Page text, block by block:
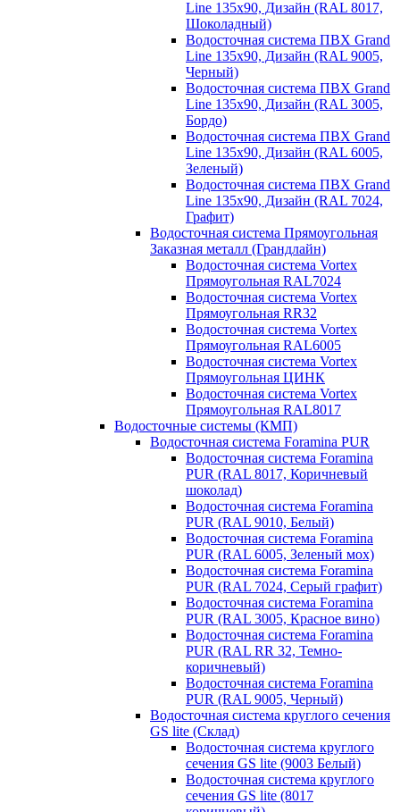
Line 135х90, Дизайн (RAL 8017,
Шоколадный)
Водосточная система ПВХ Grand
Line 135х90, Дизайн (RAL 9005,
Черный)
Водосточная система ПВХ Grand
Line 135х90, Дизайн (RAL 3005,
Бордо)
Водосточная система ПВХ Grand
Line 135х90, Дизайн (RAL 6005,
Зеленый)
Водосточная система ПВХ Grand
Line 135х90, Дизайн (RAL 7024,
Графит)
Водосточная система Прямоугольная
Заказная металл (Грандлайн)
Водосточная система Vortex
Прямоугольная RAL7024
Водосточная система Vortex
Прямоугольная RR32
Водосточная система Vortex
Прямоугольная RAL6005
Водосточная система Vortex
Прямоугольная ЦИНК
Водосточная система Vortex
Прямоугольная RAL8017
Водосточные системы (КМП)
Водосточная система Foramina PUR
Водосточная система Foramina
PUR (RAL 8017, Коричневый
шоколад)
Водосточная система Foramina
PUR (RAL 9010, Белый)
Водосточная система Foramina
PUR (RAL 6005, Зеленый мох)
Водосточная система Foramina
PUR (RAL 7024, Серый графит)
Водосточная система Foramina
PUR (RAL 3005, Красное вино)
Водосточная система Foramina
PUR (RAL RR 32, Темно-
коричневый)
Водосточная система Foramina
PUR (RAL 9005, Черный)
Водосточная система круглого сечения
GS lite (Склад)
Водосточная система круглого
сечения GS lite (9003 Белый)
Водосточная система круглого
сечения GS lite (8017